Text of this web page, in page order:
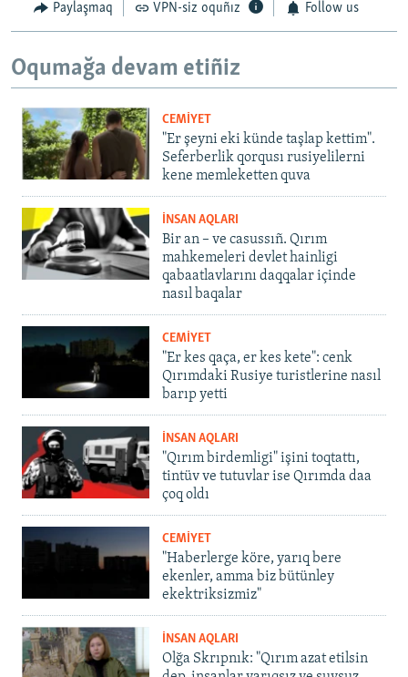
Paylaşmaq VPN-siz oquñız Follow us
Oqumağa devam etiñiz
CEMİYET
"Er şeyni eki künde taşlap kettim".
Seferberlik qorqusı rusiyelilerni
kene memleketten quva
İNSAN AQLARI
Bir an – ve casussıñ. Qırım
mahkemeleri devlet hainligi
qabaatlavlarını daqqalar içinde
nasıl baqalar
CEMİYET
"Er kes qaça, er kes kete": cenk
Qırımdaki Rusiye turistlerine nasıl
barıp yetti
İNSAN AQLARI
"Qırım birdemligi" işini toqtattı,
tintüv ve tutuvlar ise Qırımda daa
çoq oldı
CEMİYET
"Haberlerge köre, yarıq bere
ekenler, amma biz bütünley
ekektriksizmiz"
İNSAN AQLARI
Olğa Skrıpnık: "Qırım azat etilsin